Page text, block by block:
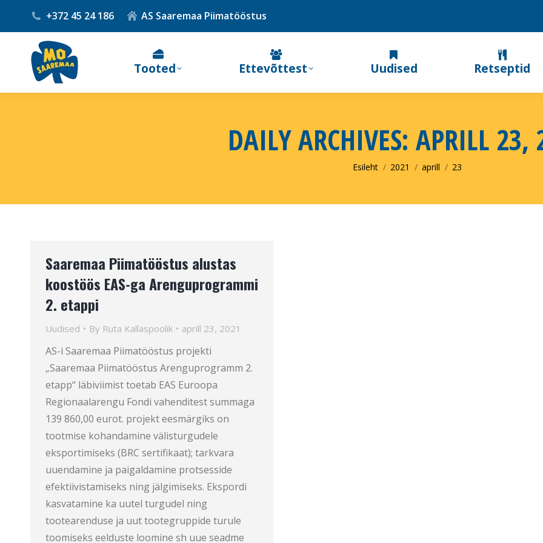
+372 45 24 186 AS Saaremaa Piimatööstus
Tooted Ettevõttest Uudised Retseptid
DAILY ARCHIVES: APRILL 23,
You are here:
Esileht 2021 aprill 23
Saaremaa Piimatööstus alustas
koostöös EAS-ga Arenguprogrammi
2. etappi
Uudised By Ruta Kallaspoolik aprill 23, 2021
AS-i Saaremaa Piimatööstus projekti
„Saaremaa Piimatööstus Arenguprogramm 2.
etapp“ läbiviimist toetab EAS Euroopa
Regionaalarengu Fondi vahenditest summaga
139 860,00 eurot. projekt eesmärgiks on
tootmise kohandamine välisturgudele
eksportimiseks (BRC sertifikaat); tarkvara
uuendamine ja paigaldamine protsesside
efektiivistamiseks ning jälgimiseks. Ekspordi
kasvatamine ka uutel turgudel ning
tootearenduse ja uut tootegruppide turule
toomiseks eelduste loomine sh uue seadme